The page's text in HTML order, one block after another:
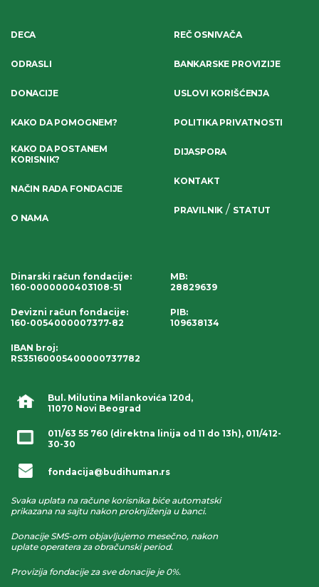
Bul. Milutina Milankovića 120d,
11070 Novi Beograd
011/63 55 760 (direktna linija od 11 do 13h), 011/412-
30-30
fondacija@budihuman.rs
Svaka uplata na račune korisnika biće automatski
prikazana na sajtu nakon proknjiženja u banci.
Donacije SMS-om objavljujemo mesečno, nakon
uplate operatera za obračunski period.
Provizija fondacije za sve donacije je 0%.
DECA
ODRASLI
DONACIJE
KAKO DA POMOGNEM?
KAKO DA POSTANEM
KORISNIK?
NAČIN RADA FONDACIJE
O NAMA
REČ OSNIVAČA
BANKARSKE PROVIZIJE
USLOVI KORIŠĆENJA
POLITIKA PRIVATNOSTI
DIJASPORA
KONTAKT
PRAVILNIK / STATUT
Dinarski račun fondacije:
160-0000000403108-51
Devizni račun fondacije:
160-0054000007377-82
IBAN broj:
RS35160005400000737782
MB:
28829639
PIB:
109638134